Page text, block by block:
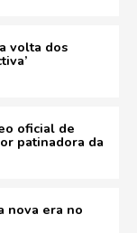
volta dos
oficial de
patinadora da
nova era no